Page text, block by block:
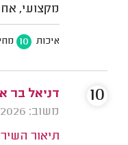
מקצועי,
איכות 10
דניאל בר
משוב: 24/05/2026
תיאור
10